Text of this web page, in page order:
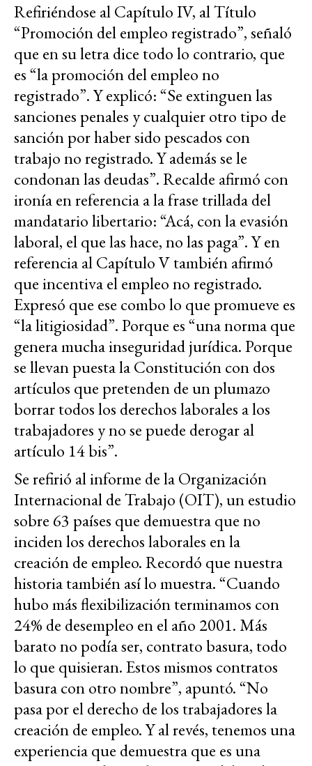
Refiriéndose al Capítulo IV, al Título
“Promoción del empleo registrado”, señaló
que en su letra dice todo lo contrario, que
es “la promoción del empleo no
registrado”. Y explicó: “Se extinguen las
sanciones penales y cualquier otro tipo de
sanción por haber sido pescados con
trabajo no registrado. Y además se le
condonan las deudas”. Recalde afirmó con
ironía en referencia a la frase trillada del
mandatario libertario: “Acá, con la evasión
laboral, el que las hace, no las paga”. Y en
referencia al Capítulo V también afirmó
que incentiva el empleo no registrado.
Expresó que ese combo lo que promueve es
“la litigiosidad”. Porque es “una norma que
genera mucha inseguridad jurídica. Porque
se llevan puesta la Constitución con dos
artículos que pretenden de un plumazo
borrar todos los derechos laborales a los
trabajadores y no se puede derogar al
artículo 14 bis”.
Se refirió al informe de la Organización
Internacional de Trabajo (OIT), un estudio
sobre 63 países que demuestra que no
inciden los derechos laborales en la
creación de empleo. Recordó que nuestra
historia también así lo muestra. “Cuando
hubo más flexibilización terminamos con
24% de desempleo en el año 2001. Más
barato no podía ser, contrato basura, todo
lo que quisieran. Estos mismos contratos
basura con otro nombre”, apuntó. “No
pasa por el derecho de los trabajadores la
creación de empleo. Y al revés, tenemos una
experiencia que demuestra que es una